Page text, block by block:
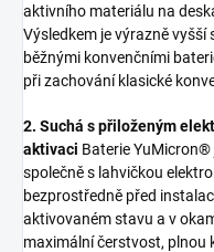
aktivního materiálu na
Výsledkem je výrazně
běžnými konvenčními
při zachování klasické
2. Suchá s přiloženým
aktivaci Baterie
společně s lahvičkou
bezprostředně před
aktivovaném stavu a v
maximální čerstvost,